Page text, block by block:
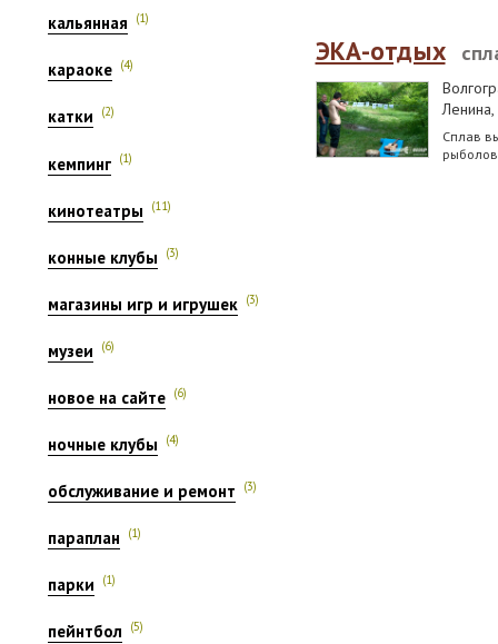
кальянная (1)
караоке (4)
катки (2)
кемпинг (1)
кинотеатры (11)
конные клубы (3)
магазины игр и игрушек (3)
музеи (6)
новое на сайте (6)
ночные клубы (4)
обслуживание и ремонт (3)
параплан (1)
парки (1)
пейнтбол (5)
ЭКА-отдых
Сплав